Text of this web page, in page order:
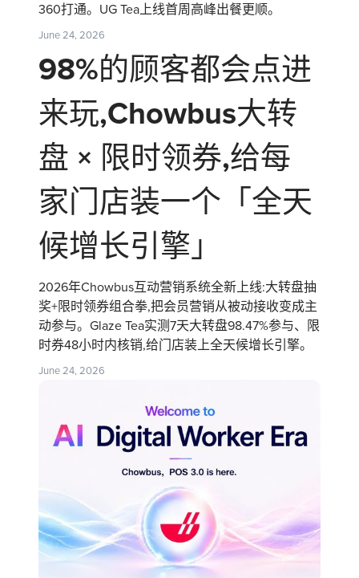
360打通。UG Tea上线首周高峰出餐更顺。
June 24, 2026
98%的顾客都会点进
来玩,Chowbus大转
盘 × 限时领券,给每
家门店装一个「全天
候增长引擎」
2026年Chowbus互动营销系统全新上线:大转盘抽
奖+限时领券组合拳,把会员营销从被动接收变成主
动参与。Glaze Tea实测7天大转盘98.47%参与、限
时券48小时内核销,给门店装上全天候增长引擎。
June 24, 2026